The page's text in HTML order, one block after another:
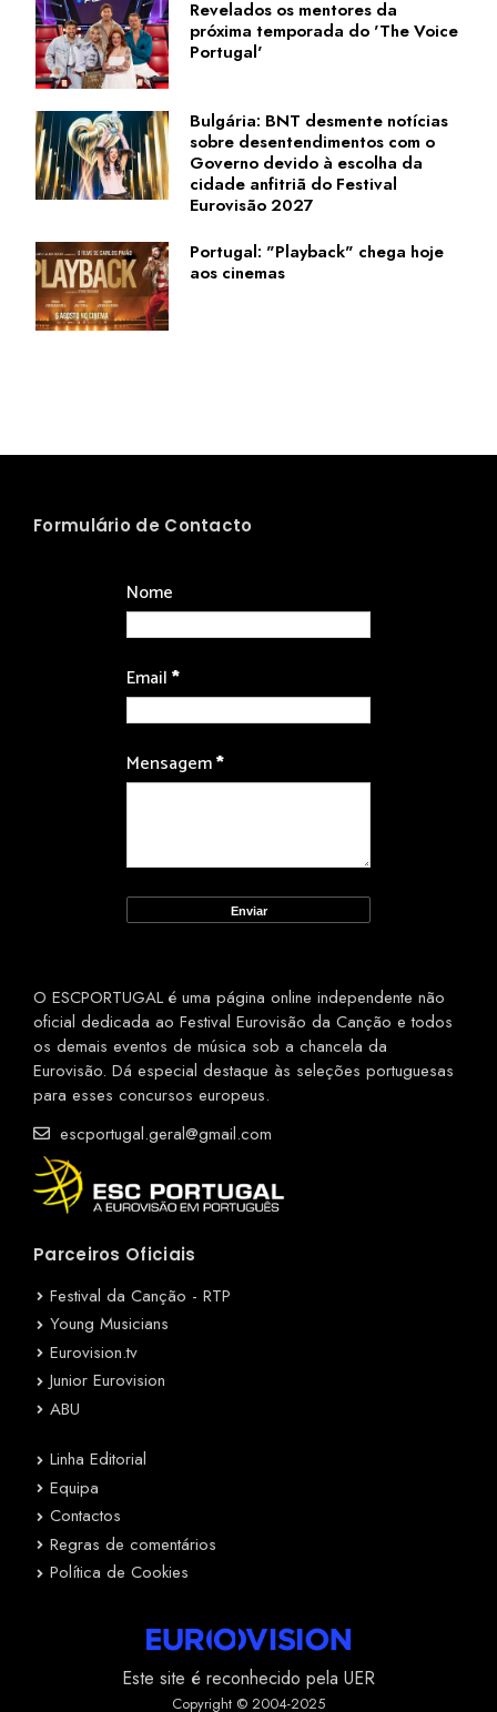
Revelados os mentores da
próxima temporada do 'The Voice
Portugal'
Bulgária: BNT desmente notícias
sobre desentendimentos com o
Governo devido à escolha da
cidade anfitriã do Festival
Eurovisão 2027
Portugal: "Playback" chega hoje
aos cinemas
Formulário de Contacto
Nome
Email*
Mensagem*
O ESCPORTUGAL é uma página online independente não
oficial dedicada ao Festival Eurovisão da Canção e todos
os demais eventos de música sob a chancela da
Eurovisão. Dá especial destaque às seleções portuguesas
para esses concursos europeus.
escportugal.geral@gmail.com
Parceiros Oficiais
Festival da Canção - RTP
Young Musicians
Eurovision.tv
Junior Eurovision
ABU
Linha Editorial
Equipa
Contactos
Regras de comentários
Política de Cookies
Este site é reconhecido pela UER
Copyright © 2004-2025